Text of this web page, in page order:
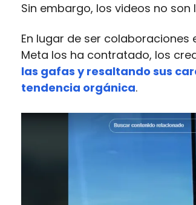
Sin embargo, los videos no
En lugar de ser colaboraciones
Meta los ha contratado, los
las gafas y resaltando sus
tendencia orgánica.